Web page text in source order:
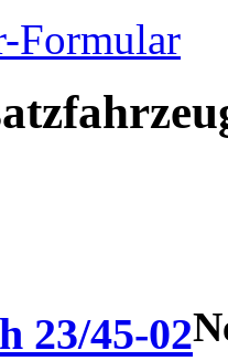
Formular
23/45-02